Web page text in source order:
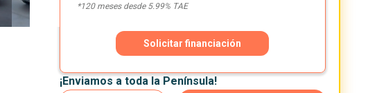
*120meses desde 5.99% TAE
Solicitar financiación
¡Enviamos a toda la Península!